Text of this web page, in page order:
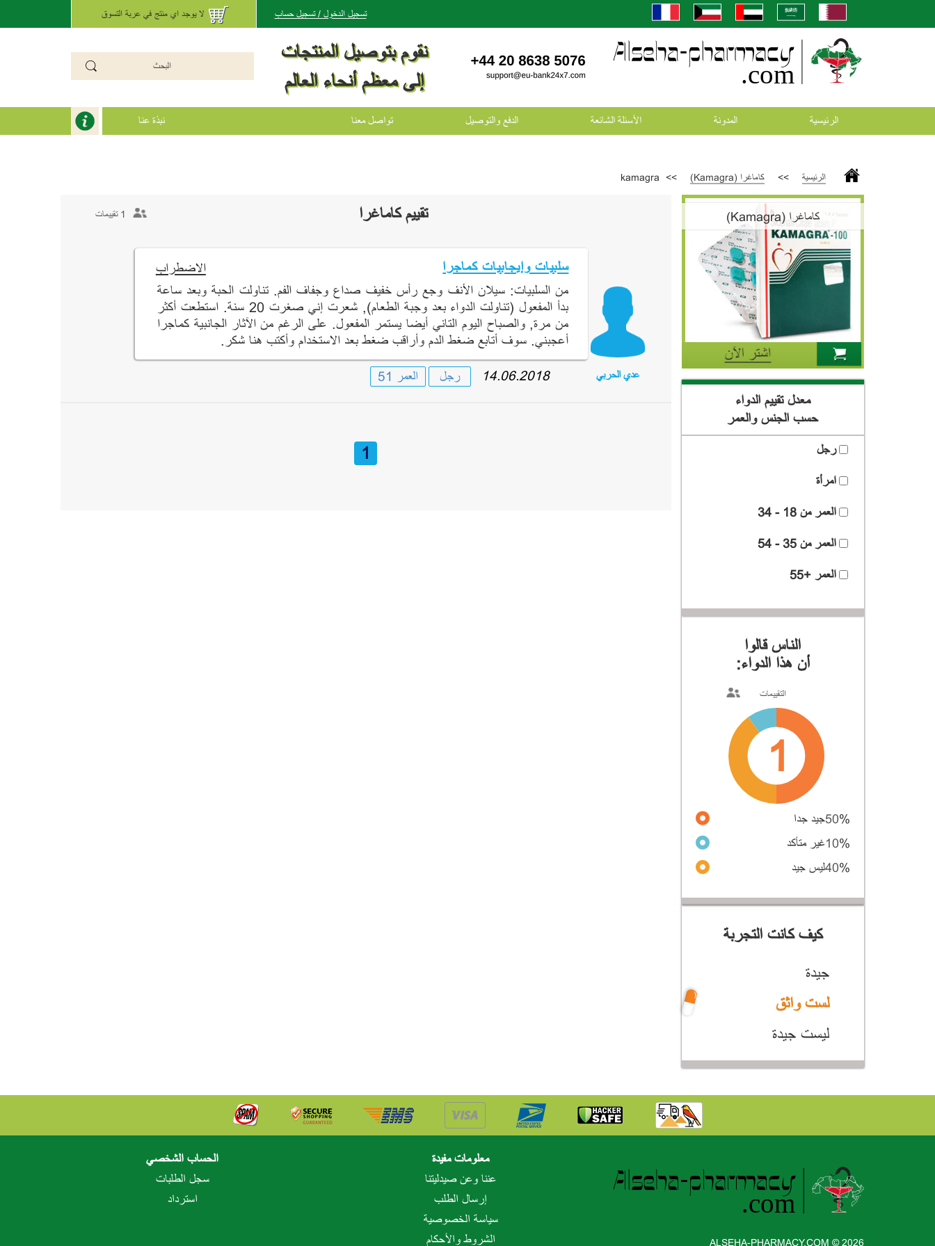
لا يوجد اي منتج في عربة التسوق تسجيل الدخول / تسجيل حساب
نقوم بتوصيل المنتجات
إلى معظم أنحاء العالم
الرئيسية المدونة اﻷسئلة الشائعة الدفع والتوصيل تواصل معنا نبذة عنا
الرئيسية >> كاماغرا (Kamagra) >>
kamagra
تقييم كاماغرا 1 تقييمات
عدي الحربي
سلبيات وإيجابيات كماجرا
الاضطراب
من السلبيات: سيلان الأنف وجع رأس خفيف صداع وجفاف الفم. تناولت الحبة وبعد ساعة
بدأ المفعول (تناولت الدواء بعد وجبة الطعام), شعرت إني صغرت 20 سنة. استطعت أكثر
من مرة, والصباح اليوم التاني أيضا يستمر المفعول. على الرغم من الآثار الجانبية كماجرا
أعجبني. سوف أتابع ضغط الدم وأراقب ضغط بعد الاستخدام وأكتب هنا شكر.
رجل العمر 51 14.06.2018
1
كاماغرا (Kamagra)
معدل تقييم الدواء
حسب الجنس والعمر
رجل
امرأة
العمر من 18 - 34
العمر من 35 - 54
العمر +55
الناس قالوا
أن هذا الدواء:
التقييمات
1
جيد جدا50%
غير متأكد10%
ليس جيد40%
كيف كانت التجربة
جيدة
لست واثق
ليست جيدة
ALSEHA-PHARMACY.COM © 2026
معلومات مفيدة
عننا وعن صيدليتنا
إرسال الطلب
سياسة الخصوصية
الشروط والأحكام
الحساب الشخصي
سجل الطلبات
استرداد